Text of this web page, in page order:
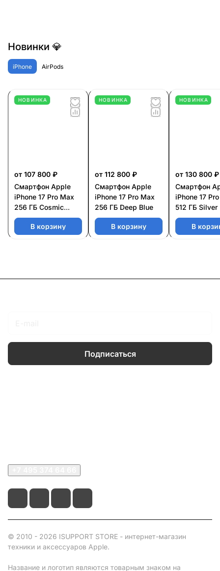
Новинки 💎
iPhone AirPods
НОВИНКА
от 107 800 ₽
Смартфон Apple
iPhone 17 Pro Max
256 ГБ Cosmic
Orange
В корзину
НОВИНКА
от 112 800 ₽
Смартфон Apple
iPhone 17 Pro Max
256 ГБ Deep Blue
В корзину
НОВИНКА
от 130 800 ₽
Смартфон
iPhone 17
512 ГБ Silver
В
Подписаться
© 2010 - 2026 ISUPPORT STORE - интернет-магазин
техники и аксессуаров Apple.
Название и логотип являются товарным знаком на